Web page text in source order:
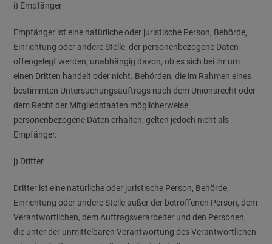
i) Empfänger
Empfänger ist eine natürliche oder juristische Person, Behörde,
Einrichtung oder andere Stelle, der personenbezogene Daten
offengelegt werden, unabhängig davon, ob es sich bei ihr um
einen Dritten handelt oder nicht. Behörden, die im Rahmen eines
bestimmten Untersuchungsauftrags nach dem Unionsrecht oder
dem Recht der Mitgliedstaaten möglicherweise
personenbezogene Daten erhalten, gelten jedoch nicht als
Empfänger.
j) Dritter
Dritter ist eine natürliche oder juristische Person, Behörde,
Einrichtung oder andere Stelle außer der betroffenen Person, dem
Verantwortlichen, dem Auftragsverarbeiter und den Personen,
die unter der unmittelbaren Verantwortung des Verantwortlichen